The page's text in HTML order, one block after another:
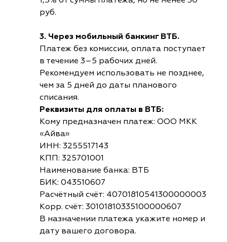
руб.
3. Через мобильный банкинг ВТБ.
Платеж без комиссии, оплата поступает
в течение 3–5 рабочих дней.
Рекомендуем использовать не позднее,
чем за 5 дней до даты планового
списания.
Реквизиты для оплаты в ВТБ:
Кому предназначен платеж: ООО МКК
«Айва»
ИНН: 3255517143
КПП: 325701001
Наименование банка: ВТБ
БИК: 043510607
Расчётный счёт: 40701810541300000003
Корр. счёт: 30101810335100000607
В назначении платежа укажите номер и
дату вашего договора.